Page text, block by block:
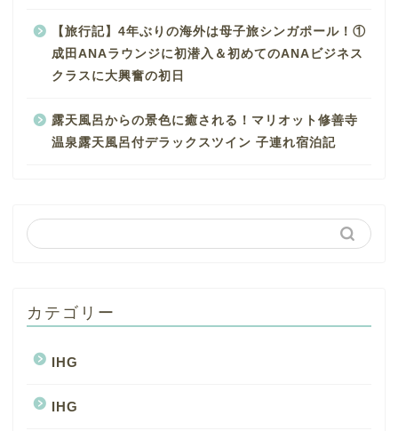
【旅行記】4年ぶりの海外は母子旅シンガポール！①
成田ANAラウンジに初潜入＆初めてのANAビジネス
クラスに大興奮の初日
露天風呂からの景色に癒される！マリオット修善寺
温泉露天風呂付デラックスツイン 子連れ宿泊記
カテゴリー
IHG
IHG